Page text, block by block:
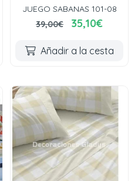
JUEGO SABANAS 101-08
39,00€
35,10€
Añadir a la cesta